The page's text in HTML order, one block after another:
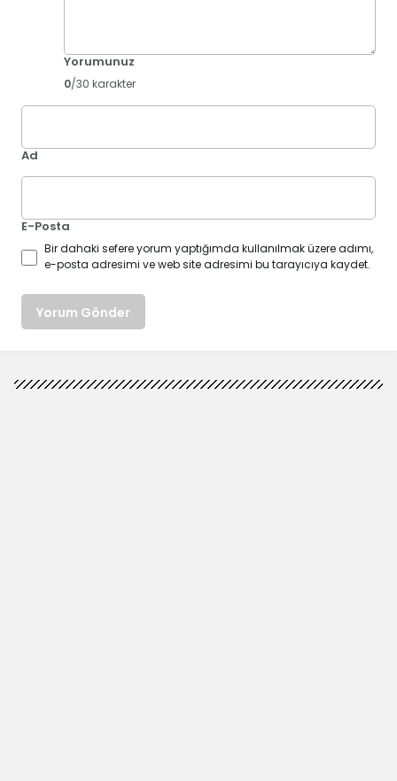
Yorumunuz
0/30 karakter
Ad
E-Posta
Bir dahaki sefere yorum yaptığımda kullanılmak üzere adımı,
e-posta adresimi ve web site adresimi bu tarayıcıya kaydet.
Yorum Gönder